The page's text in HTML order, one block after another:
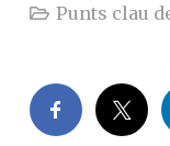
Punts clau